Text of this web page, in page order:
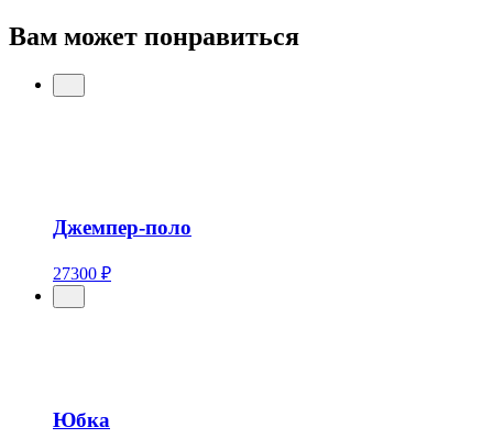
Вам может понравиться
Джемпер-поло
27300 ₽
Юбка